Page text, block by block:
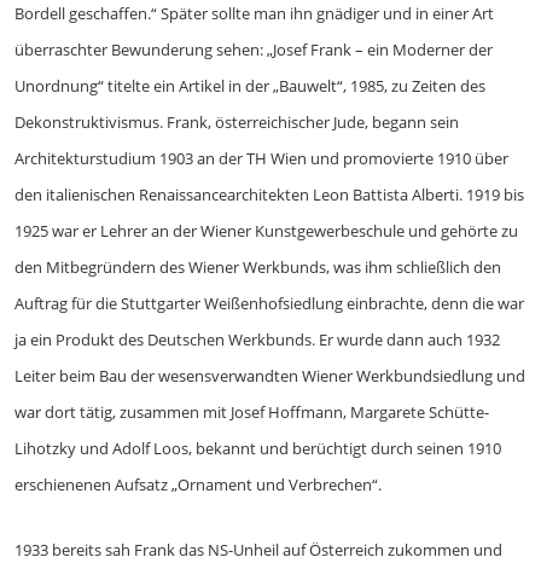
Bordell geschaffen.“ Später sollte man ihn gnädiger und in einer Art
überraschter Bewunderung sehen: „Josef Frank – ein Moderner der
Unordnung“ titelte ein Artikel in der „Bauwelt“, 1985, zu Zeiten des
Dekonstruktivismus. Frank, österreichischer Jude, begann sein
Architekturstudium 1903 an der TH Wien und promovierte 1910 über
den italienischen Renaissancearchitekten Leon Battista Alberti. 1919 bis
1925 war er Lehrer an der Wiener Kunstgewerbeschule und gehörte zu
den Mitbegründern des Wiener Werkbunds, was ihm schließlich den
Auftrag für die Stuttgarter Weißenhofsiedlung einbrachte, denn die war
ja ein Produkt des Deutschen Werkbunds. Er wurde dann auch 1932
Leiter beim Bau der wesensverwandten Wiener Werkbundsiedlung und
war dort tätig, zusammen mit Josef Hoffmann, Margarete Schütte-
Lihotzky und Adolf Loos, bekannt und berüchtigt durch seinen 1910
erschienenen Aufsatz „Ornament und Verbrechen“.
1933 bereits sah Frank das NS-Unheil auf Österreich zukommen und